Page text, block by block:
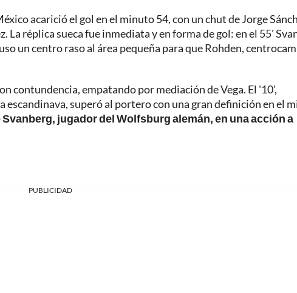
acarició el gol en el minuto 54, con un chut de Jorge
La réplica sueca fue inmediata y en forma de gol: en el 55'
un centro raso al área pequeña para que Rohden,
contundencia, empatando por mediación de Vega. El '10',
escandinava, superó al portero con una gran definición en el
jugador del Wolfsburg alemán, en una acción a
PUBLICIDAD